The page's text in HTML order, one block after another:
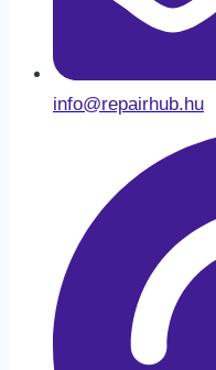
info@repairhub.hu